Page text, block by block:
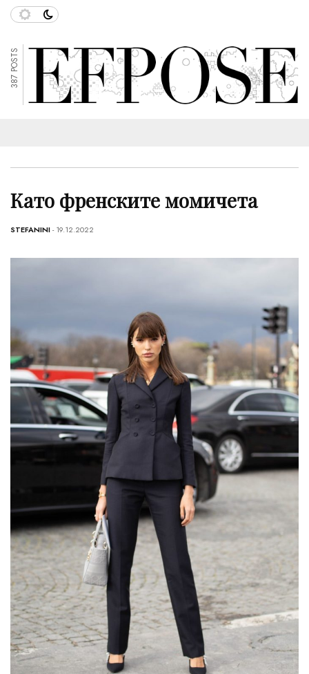
387 POSTS
Като френските момичета
STEFANINI- 19.12.2022